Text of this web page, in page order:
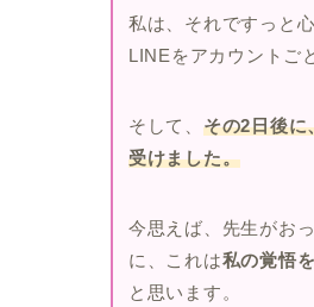
私は、それですっと
LINEをアカウントご
そして、 その2日後に
受けました。
今思えば、先生がお
に、これは私の覚悟
と思います。